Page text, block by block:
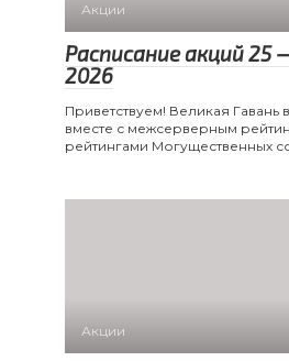
Акции
Расписание акций 25
2026
Приветствуем! Великая Гавань
вместе с межсерверным
рейтингами Могущественных
Акции